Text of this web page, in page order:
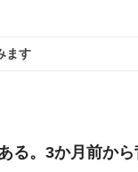
ます
る。3か月前か